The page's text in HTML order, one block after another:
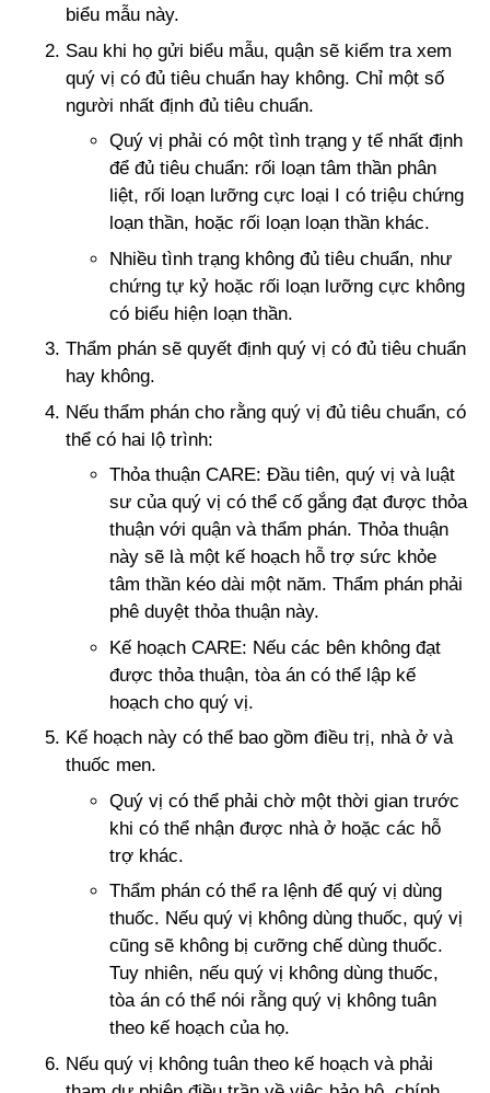
biểu mẫu này.
Sau khi họ gửi biểu mẫu, quận sẽ kiểm tra xem
quý vị có đủ tiêu chuẩn hay không. Chỉ một số
người nhất định đủ tiêu chuẩn.
Quý vị phải có một tình trạng y tế nhất định
để đủ tiêu chuẩn: rối loạn tâm thần phân
liệt, rối loạn lưỡng cực loại I có triệu chứng
loạn thần, hoặc rối loạn loạn thần khác.
Nhiều tình trạng không đủ tiêu chuẩn, như
chứng tự kỷ hoặc rối loạn lưỡng cực không
có biểu hiện loạn thần.
Thẩm phán sẽ quyết định quý vị có đủ tiêu chuẩn
hay không.
Nếu thẩm phán cho rằng quý vị đủ tiêu chuẩn, có
thể có hai lộ trình:
Thỏa thuận CARE: Đầu tiên, quý vị và luật
sư của quý vị có thể cố gắng đạt được thỏa
thuận với quận và thẩm phán. Thỏa thuận
này sẽ là một kế hoạch hỗ trợ sức khỏe
tâm thần kéo dài một năm. Thẩm phán phải
phê duyệt thỏa thuận này.
Kế hoạch CARE: Nếu các bên không đạt
được thỏa thuận, tòa án có thể lập kế
hoạch cho quý vị.
Kế hoạch này có thể bao gồm điều trị, nhà ở và
thuốc men.
Quý vị có thể phải chờ một thời gian trước
khi có thể nhận được nhà ở hoặc các hỗ
trợ khác.
Thẩm phán có thể ra lệnh để quý vị dùng
thuốc. Nếu quý vị không dùng thuốc, quý vị
cũng sẽ không bị cưỡng chế dùng thuốc.
Tuy nhiên, nếu quý vị không dùng thuốc,
tòa án có thể nói rằng quý vị không tuân
theo kế hoạch của họ.
Nếu quý vị không tuân theo kế hoạch và phải